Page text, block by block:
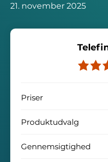
21. november 2025
Priser
Produktudvalg
Gennemsigtighed